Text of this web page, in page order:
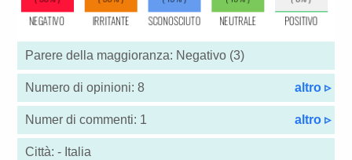
Parere della maggioranza: Negativo (3)
Numero di opinioni: 8 altro ▹
Numer di commenti: 1 altro ▹
Città: - Italia